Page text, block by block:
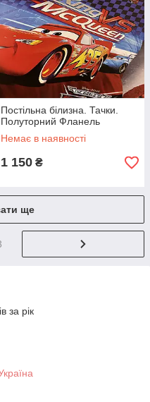
Постільна білизна. Тачки.
Полуторний Фланель
Немає в наявності
1 150 ₴
ще
за рік